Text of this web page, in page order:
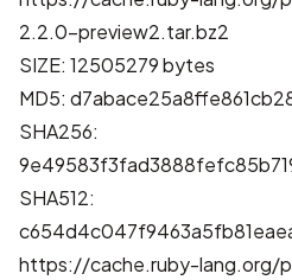
2.2.0-preview2.tar.bz2
SIZE: 12505279 bytes
MD5:
SHA256:
SHA512:
https://cache.ruby-lang.org/